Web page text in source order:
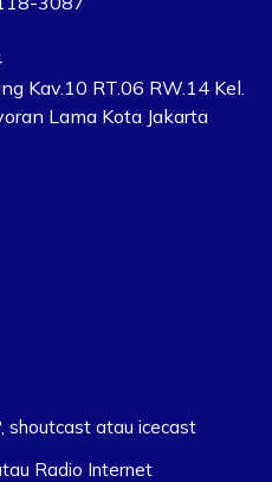
Kav.10 RT.06 RW.14 Kel.
Lama Kota Jakarta
shoutcast atau icecast
Radio Internet